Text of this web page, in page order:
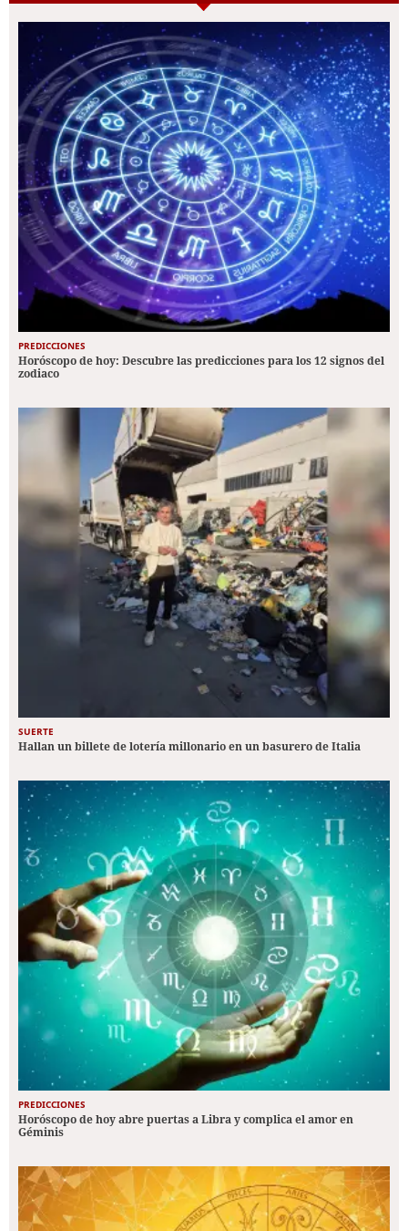
PREDICCIONES
Horóscopo de hoy: Descubre las predicciones para los 12 signos del
zodiaco
SUERTE
Hallan un billete de lotería millonario en un basurero de Italia
PREDICCIONES
Horóscopo de hoy abre puertas a Libra y complica el amor en
Géminis